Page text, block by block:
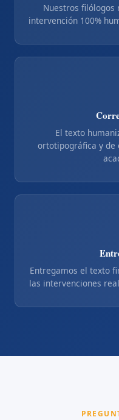
Nuestros filólogos
intervención 100%
El texto
ortotipográfica y de
Entregamos el texto
las intervenciones